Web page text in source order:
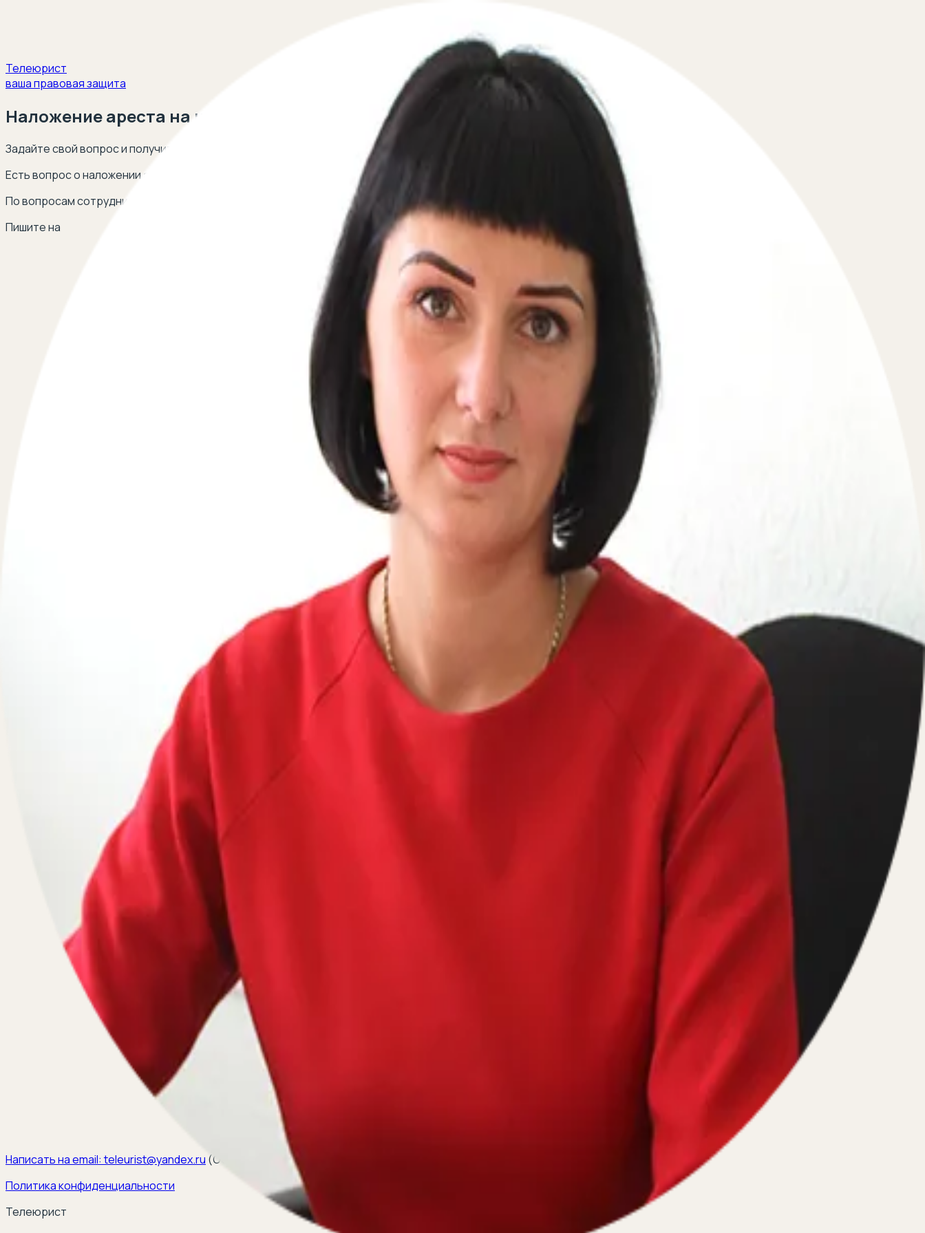
Телеюрист
ваша правовая защита
Наложение ареста на имущество
Задайте свой вопрос и получите ответ опытных юристов в сфере гражданского права в течение 5 минут!
Есть вопрос о наложении ареста на имущество? Оставьте свой телефон, перезвоним мгновенно:
По вопросам сотрудничества
Пишите на
Написать на email: teleurist@yandex.ru (ООО ЭЛКОМ, ИНН 6670334641, ОГРН 1116670009796
Политика конфиденциальности
Телеюрист